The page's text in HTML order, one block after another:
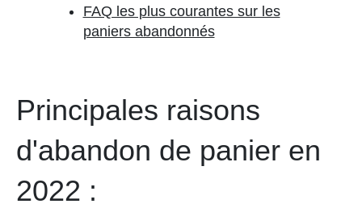
FAQ les plus courantes sur les
paniers abandonnés
Principales raisons
d'abandon de panier en
2022 :